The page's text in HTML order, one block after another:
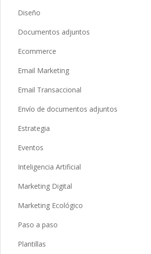
Diseño
Documentos adjuntos
Ecommerce
Email Marketing
Email Transaccional
Envío de documentos adjuntos
Estrategia
Eventos
Inteligencia Artificial
Marketing Digital
Marketing Ecológico
Paso a paso
Plantillas